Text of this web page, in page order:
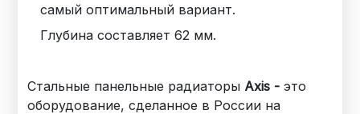
самый оптимальный вариант.
Глубина составляет 62 мм.
Стальные панельные радиаторы Axis -это
оборудование, сделанное в России на